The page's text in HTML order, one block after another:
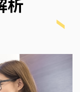
析